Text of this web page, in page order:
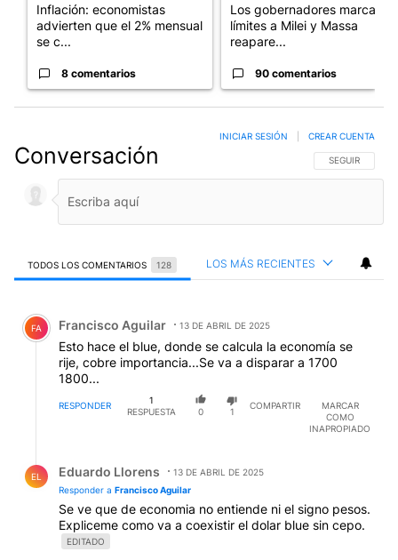
Inflación: economistas
advierten que el 2% mensual
se c...
8 comentarios
Los gobernadores marcan
límites a Milei y Massa
reapare...
90 comentarios
Conversación SIGA ESTA
SEGUIR
INICIAR SESIÓN CREAR CUENTA
TODOS LOS COMENTARIOS 128 LOS MÁS RECIENTES
Comentario de Francisco Aguilar.
FA Francisco Aguilar 13 DE ABRIL DE 2025
Esto hace el blue, donde se calcula la economía se
rije, cobre importancia...Se va a disparar a 1700
1800...
RESPONDER
1
RESPUESTA
0 1
COMPARTIR
MARCAR
COMO
INAPROPIADO
EL Eduardo Llorens
13 DE ABRIL DE 2025
Responder a Francisco Aguilar
Se ve que de economia no entiende ni el signo pesos.
Expliceme como va a coexistir el dolar blue sin cepo.
EDITADO